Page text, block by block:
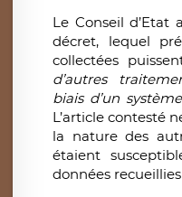
Le Conseil
décret, lequel
collectées
d’autres
biais d’un
L’article contesté
la nature des
étaient
données